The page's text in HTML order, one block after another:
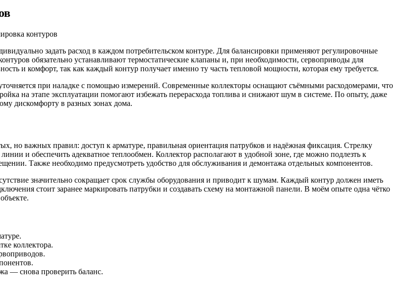
задать расход в каждом потребительском контуре. Для балансировки применяют регулировочные
обязательно устанавливают термостатические клапаны и, при необходимости, сервоприводы для
и комфорт, так как каждый контур получает именно ту часть тепловой мощности, которая ему требуется.
уточняется при наладке с помощью измерений. Современные коллекторы оснащают съёмными расходомерами, что
на этапе эксплуатации помогают избежать перерасхода топлива и снижают шум в системе. По опыту, даже
дискомфорту в разных зонах дома.
но важных правил: доступ к арматуре, правильная ориентация патрубков и надёжная фиксация. Стрелку
и обеспечить адекватное теплообмен. Коллектор располагают в удобной зоне, где можно подлезть к
Также необходимо предусмотреть удобство для обслуживания и демонтажа отдельных компонентов.
значительно сокращает срок службы оборудования и приводит к шумам. Каждый контур должен иметь
стоит заранее маркировать патрубки и создавать схему на монтажной панели. В моём опыте одна чётко
коллектора.
— снова проверить баланс.